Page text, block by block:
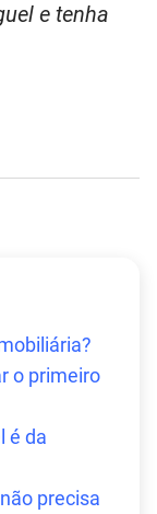
e tenha
o primeiro
é da
precisa